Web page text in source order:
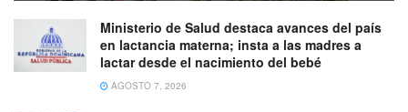
Ministerio de Salud destaca avances del país
en lactancia materna; insta a las madres a
lactar desde el nacimiento del bebé
AGOSTO 7, 2026